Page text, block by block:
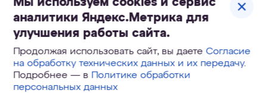
Огромный ресурс и высокая
скорость фильтрации
аналитики Яндекс.Метрика для
улучшения работы сайта.
Продолжая использовать сайт, вы даетеСогласие
на обработку технических данных и их передачу.
Подробнее — в Политике обработки
персональных данных